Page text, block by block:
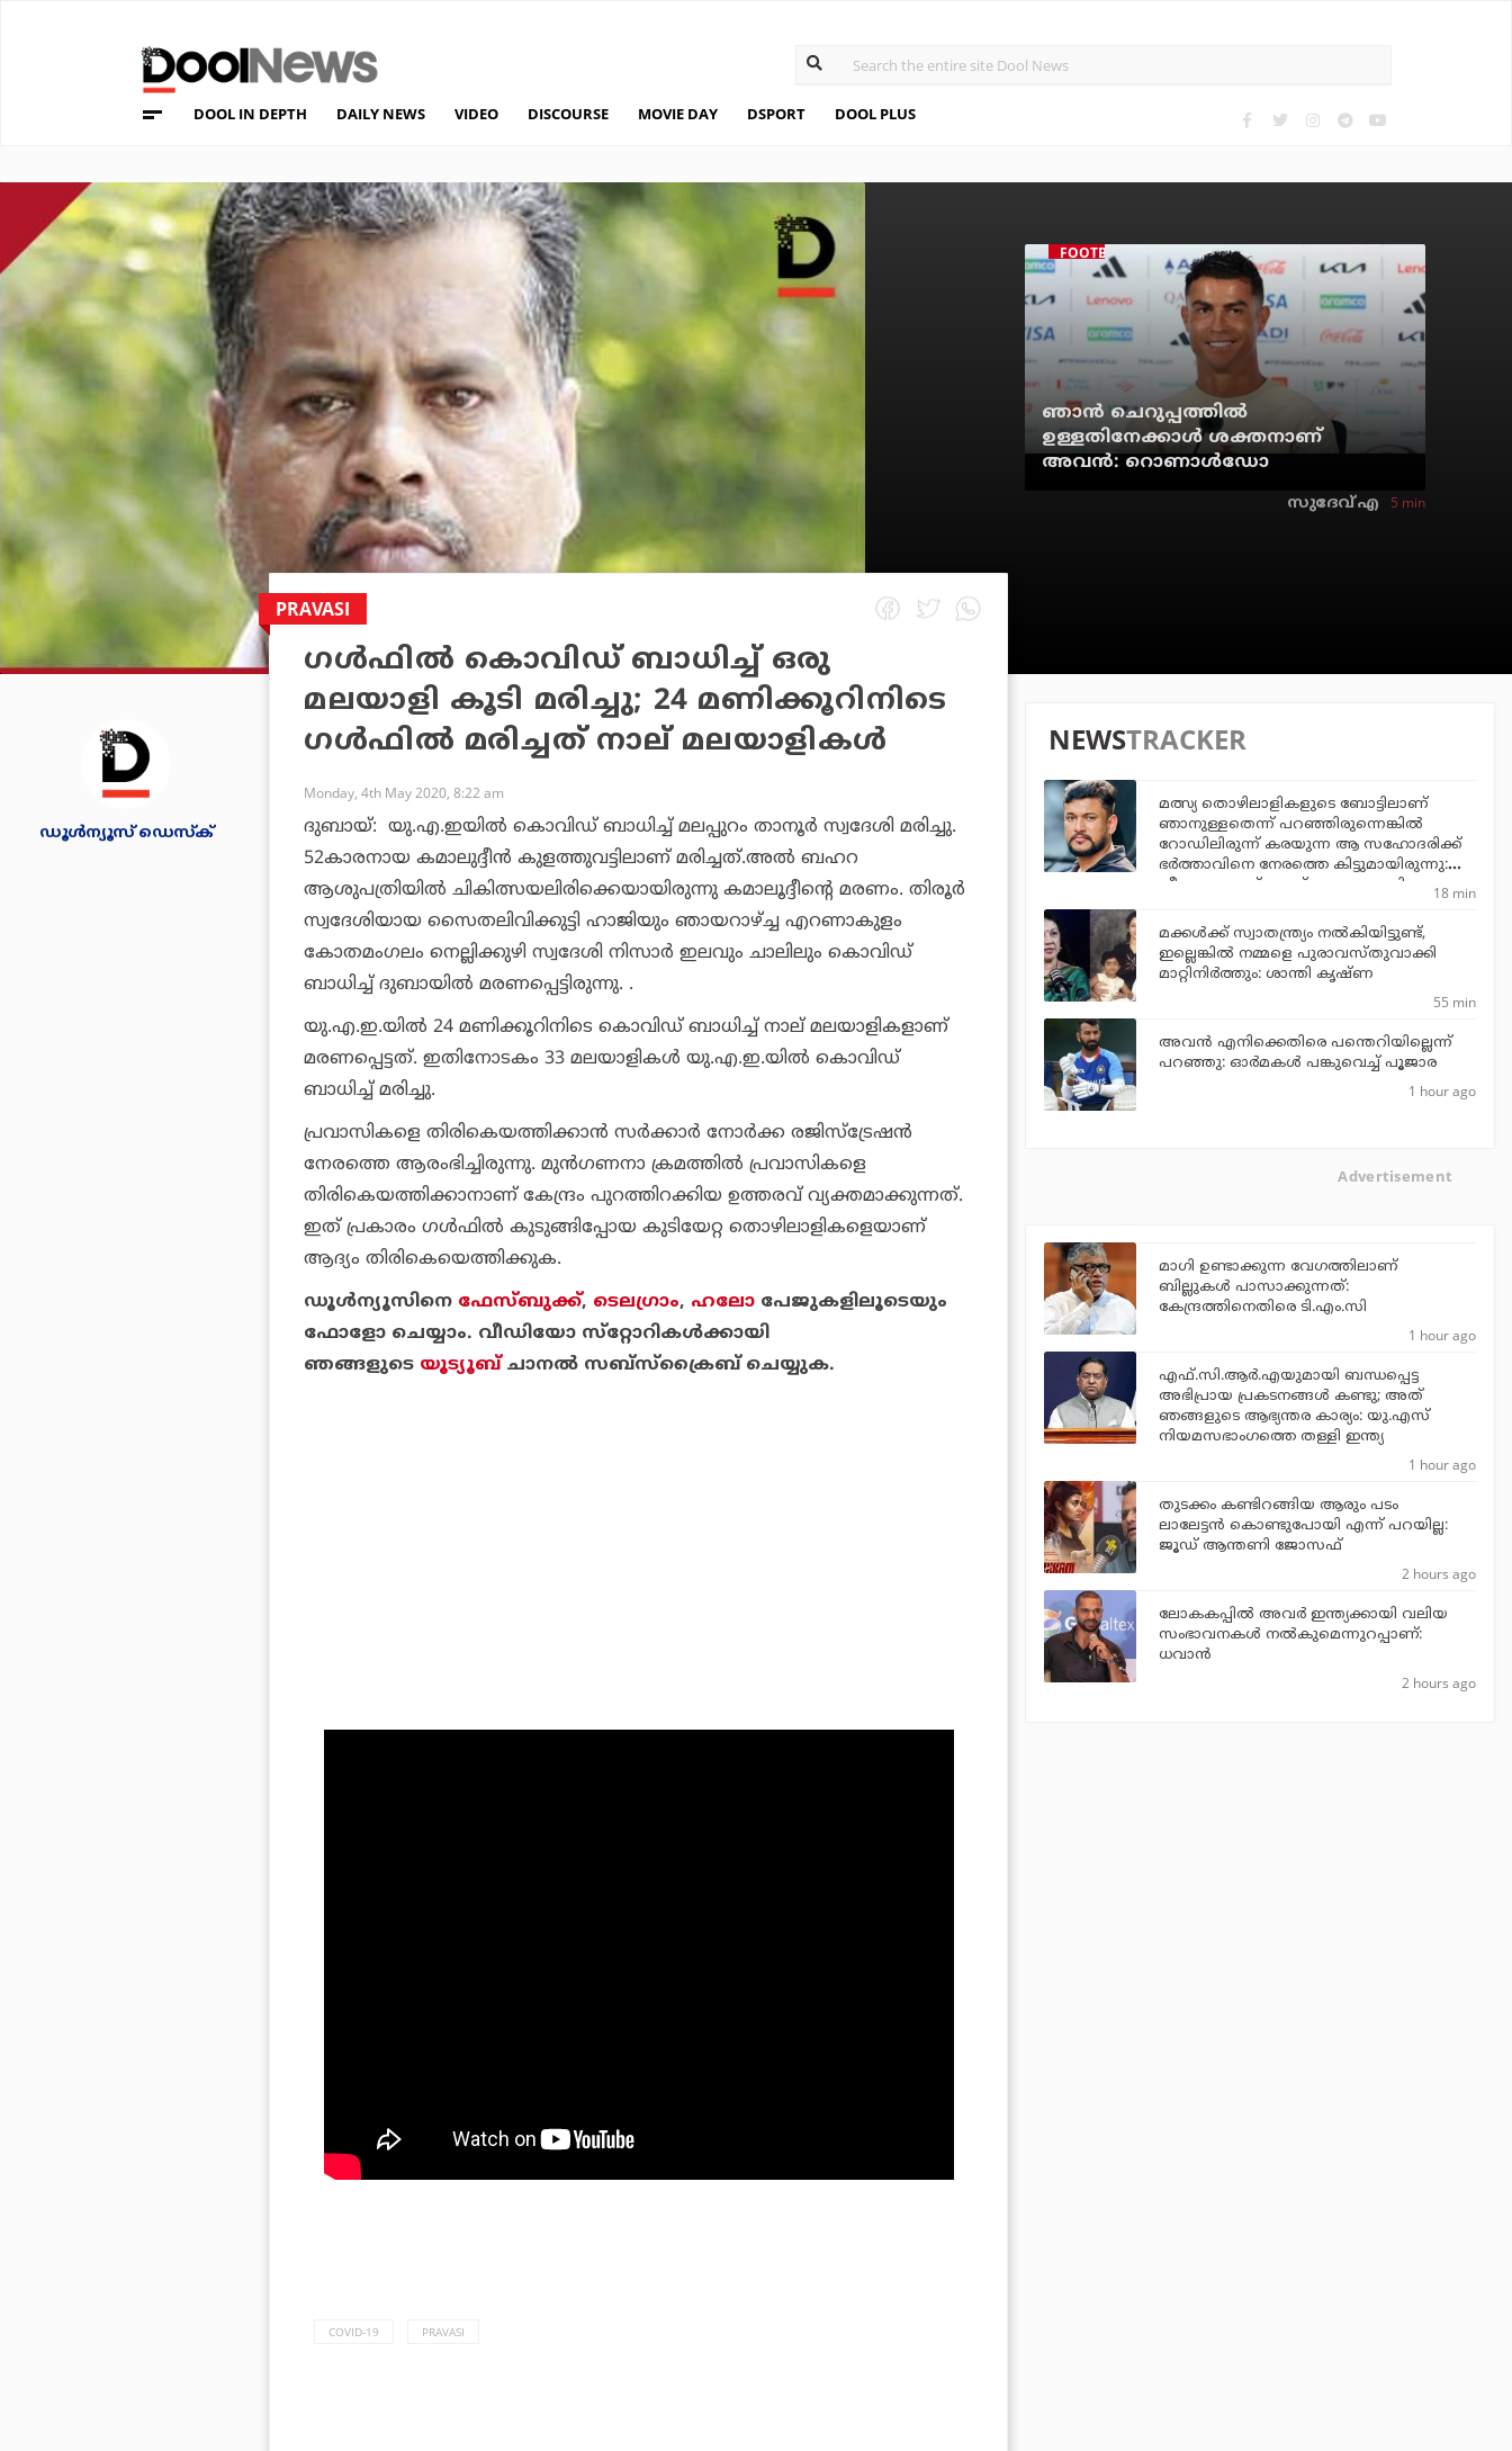
DOOL IN DEPTH DAILY NEWS VIDEO DISCOURSE MOVIE DAY DSPORT DOOL PLUS
FOOTBALL
ഞാന്‍ ചെറുപ്പത്തില്‍
ഉള്ളതിനേക്കാള്‍ ശക്തനാണ്
അവന്‍: റൊണാള്‍ഡോ
സുദേവ് എ 5 min
ഡൂള്‍ന്യൂസ് ഡെസ്‌ക്
PRAVASI
ഗൾഫിൽ കൊവി‍ഡ് ബാധിച്ച് ഒരു
മലയാളി കൂടി മരിച്ചു; 24 മണിക്കൂറിനിടെ ​
ഗൾഫിൽ മരിച്ചത് നാല് മലയാളികൾ
Monday, 4th May 2020, 8:22 am
ദുബായ്: ​ യു.എ.ഇയിൽ കൊവിഡ് ബാധിച്ച് മലപ്പുറം താനൂർ സ്വദേശി മരിച്ചു.
52കാരനായ കമാലുദ്ദീൻ കുളത്തുവട്ടിലാണ് മരിച്ചത്.അൽ ബഹറ
ആശുപത്രിയിൽ ചികിത്സയലിരിക്കെയായിരുന്നു കമാലൂദ്ദീന്റെ മരണം. തിരൂർ
സ്വദേശിയായ സെെതലിവിക്കുട്ടി ഹാജിയും ഞായറാഴ്ച്ച എറണാകുളം
കോതമം​ഗലം നെല്ലിക്കുഴി സ്വദേശി നിസാർ ഇലവും ചാലിലും കൊവിഡ്
ബാധിച്ച് ദുബായിൽ മരണപ്പെട്ടിരുന്നു. .
യു.എ.ഇ.യിൽ 24 മണിക്കൂറിനിടെ കൊവിഡ് ബാധിച്ച് നാല് മലയാളികളാണ്
മരണപ്പെട്ടത്. ഇതിനോടകം 33 മലയാളികൾ യു.എ.ഇ.യിൽ കൊവിഡ്
ബാധിച്ച് മരിച്ചു.
പ്രവാസികളെ തിരികെയത്തിക്കാൻ സർക്കാർ നോർക്ക രജിസ്ട്രേഷൻ
നേരത്തെ ആരംഭിച്ചിരുന്നു. മുൻ​ഗണനാ ക്രമത്തിൽ പ്രവാസികളെ
തിരികെയത്തിക്കാനാണ് കേന്ദ്രം പുറത്തിറക്കിയ ഉത്തരവ് വ്യക്തമാക്കുന്നത്.
ഇത് പ്രകാരം ​ഗൾഫിൽ കുടുങ്ങിപ്പോയ കുടിയേറ്റ തൊഴിലാളികളെയാണ്
ആദ്യം തിരികെയെത്തിക്കുക.
ഡൂള്‍ന്യൂസിനെ ഫേസ്ബുക്ക്, ടെലഗ്രാം, ഹലോ പേജുകളിലൂടെയും
ഫോളോ ചെയ്യാം. വീഡിയോ സ്‌റ്റോറികള്‍ക്കായി
ഞങ്ങളുടെ യൂട്യൂബ്ചാനല്‍ സബ്‌സ്‌ക്രൈബ് ചെയ്യുക.
COVID-19 PRAVASI
NEWSTRACKER
മത്സ്യ തൊഴിലാളികളുടെ ബോട്ടിലാണ്
ഞാനുള്ളതെന്ന് പറഞ്ഞിരുന്നെങ്കില്‍
റോഡിലിരുന്ന് കരയുന്ന ആ സഹോദരിക്ക്
ഭര്‍ത്താവിനെ നേരത്തെ കിട്ടുമായിരുന്നു:
വീണ്ടും ഫേസ്ബുക്ക് പോസ്റ്റുമായി
18 min
മക്കൾക്ക് സ്വാതന്ത്ര്യം നൽകിയിട്ടുണ്ട്,
ഇല്ലെങ്കിൽ നമ്മളെ പുരാവസ്തുവാക്കി
മാറ്റിനിർത്തും: ശാന്തി കൃഷ്ണ
55 min
അവന്‍ എനിക്കെതിരെ പന്തെറിയില്ലെന്ന്
പറഞ്ഞു: ഓര്‍മകള്‍ പങ്കുവെച്ച് പൂജാര
1 hour ago
Advertisement
മാഗി ഉണ്ടാക്കുന്ന വേഗത്തിലാണ്
ബില്ലുകള്‍ പാസാക്കുന്നത്:
കേന്ദ്രത്തിനെതിരെ ടി.എം.സി
1 hour ago
എഫ്.സി.ആര്‍.എയുമായി ബന്ധപ്പെട്ട
അഭിപ്രായ പ്രകടനങ്ങള്‍ കണ്ടു; അത്
ഞങ്ങളുടെ ആഭ്യന്തര കാര്യം: യു.എസ്
നിയമസഭാംഗത്തെ തള്ളി ഇന്ത്യ
1 hour ago
തുടക്കം കണ്ടിറങ്ങിയ ആരും പടം
ലാലേട്ടൻ കൊണ്ടുപോയി എന്ന് പറയില്ല:
ജൂഡ് ആന്തണി ജോസഫ്
2 hours ago
ലോകകപ്പിൽ അവര്‍ ഇന്ത്യക്കായി വലിയ
സംഭാവനകള്‍ നല്‍കുമെന്നുറപ്പാണ്:
ധവാന്‍
2 hours ago